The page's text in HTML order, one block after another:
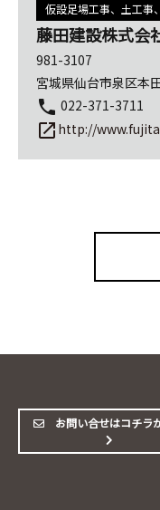
仮設足場工事、土工事
藤田建設株式会
981-3107
宮城県仙台市泉区本
local_phone 022-371-3711
launch http://
お問い合せはコチラ